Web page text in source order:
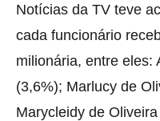
Notícias da TV teve
cada funcionário
milionária, entre eles:
(3,6%); Marlucy de
Marycleidy de